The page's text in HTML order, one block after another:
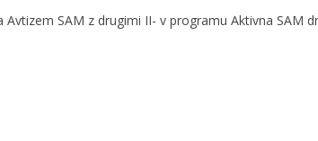
SAM z drugimi II- v programu Aktivna SAM